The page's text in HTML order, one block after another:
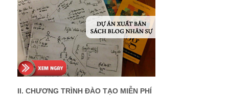
II. CHƯƠNG TRÌNH ĐÀO TẠO MIỄN PHÍ